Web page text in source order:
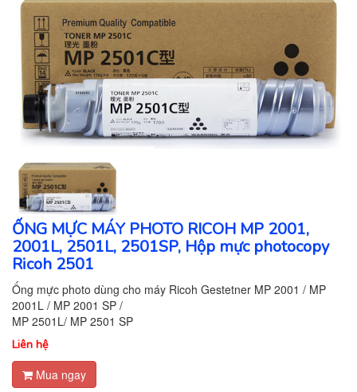
ỐNG MỰC MÁY PHOTO RICOH MP 2001,
2001L, 2501L, 2501SP, Hộp mực photocopy
Ricoh 2501
Ống mực photo dùng cho máy Ricoh Gestetner MP 2001 / MP
2001L / MP 2001 SP /
MP 2501L/ MP 2501 SP
Liên hệ
Mua ngay